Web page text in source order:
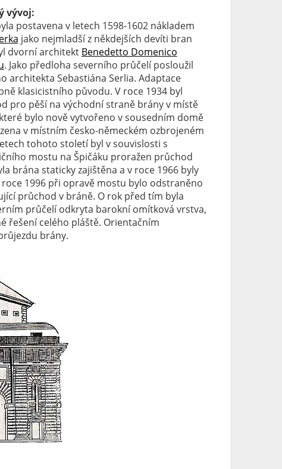
vývoj:
postavena v letech 1598-1602 nákladem
jako nejmladší z někdejších devíti bran
dvorní architekt Benedetto Domenico
. Jako předloha severního průčelí posloužil
architekta Sebastiána Serlia. Adaptace
klasicistního původu. V roce 1934 byl
pro pěší na východní straně brány v místě
bylo nově vytvořeno v sousedním domě
v místním česko-německém ozbrojeném
tohoto století byl v souvislosti s
mostu na Špičáku proražen průchod
brána staticky zajištěna a v roce 1966 byly
1996 při opravě mostu bylo odstraněno
průchod v bráně. O rok před tím byla
průčelí odkryta barokní omítková vrstva,
řešení celého pláště. Orientačním
brány.